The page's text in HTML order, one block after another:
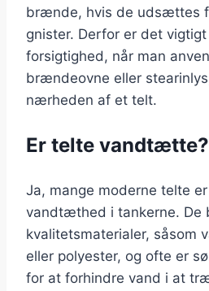
brænde, hvis de udsættes
gnister. Derfor er det
forsigtighed, når man
brændeovne eller
nærheden af et telt.
Er telte vandtætte?
Ja, mange moderne telte
vandtæthed i tankerne. De
kvalitetsmaterialer, såsom
eller polyester, og ofte er
for at forhindre vand i at